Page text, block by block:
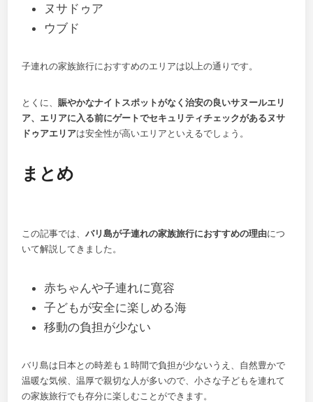
ヌサドゥア
ウブド
子連れの家族旅行におすすめのエリアは以上の通りです。
とくに、賑やかなナイトスポットがなく治安の良いサヌールエリ
ア、エリアに入る前にゲートでセキュリティチェックがあるヌサ
ドゥアエリアは安全性が高いエリアといえるでしょう。
まとめ
この記事では、バリ島が子連れの家族旅行におすすめの理由につ
いて解説してきました。
赤ちゃんや子連れに寛容
子どもが安全に楽しめる海
移動の負担が少ない
バリ島は日本との時差も１時間で負担が少ないうえ、自然豊かで
温暖な気候、温厚で親切な人が多いので、小さな子どもを連れて
の家族旅行でも存分に楽しむことができます。